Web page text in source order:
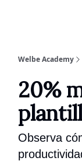
Welbe Academy
20%
Observa